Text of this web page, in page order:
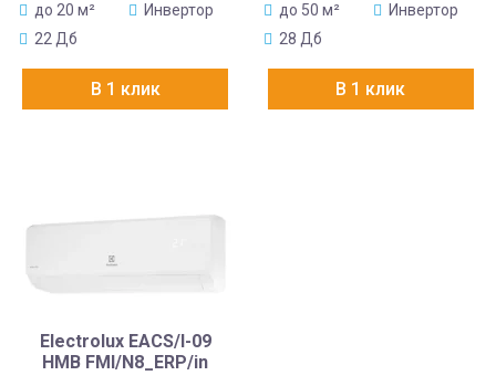
до 20 м²
Инвертор
22 Дб
В 1 клик
до 50 м²
Инвертор
28 Дб
В 1 клик
Electrolux EACS/I-09
HMB FMI/N8_ERP/in